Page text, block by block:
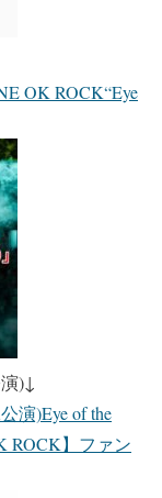
OK ROCK“Eye
)↓
演)Eye of the
ROCK】ファン